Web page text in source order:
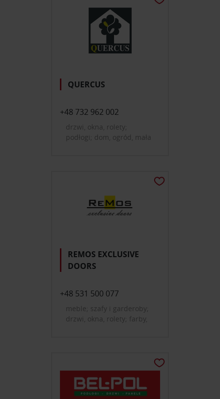
dywany; drzwi, okna,
rolety; łazienka, wellness;
dom, ogród, mała
architektura
QUERCUS
+48 732 962 002
drzwi, okna, rolety;
podłogi; dom, ogród, mała
REMOS EXCLUSIVE
DOORS
+48 531 500 077
meble; szafy i garderoby;
drzwi, okna, rolety; farby,